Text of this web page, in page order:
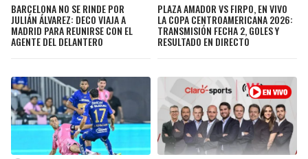
BARCELONA NO SE RINDE POR
JULIÁN ÁLVAREZ: DECO VIAJA A
MADRID PARA REUNIRSE CON EL
AGENTE DEL DELANTERO
PLAZA AMADOR VS FIRPO, EN VIVO
LA COPA CENTROAMERICANA 2026:
TRANSMISIÓN FECHA 2, GOLES Y
RESULTADO EN DIRECTO